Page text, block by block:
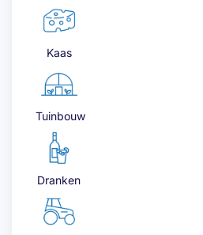
Kaas
Tuinbouw
Dranken